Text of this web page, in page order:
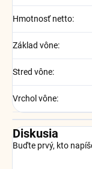
Hmotnosť netto:
Základ vône:
Stred vône:
Vrchol vône:
Diskusia
Buďte prvý, kto